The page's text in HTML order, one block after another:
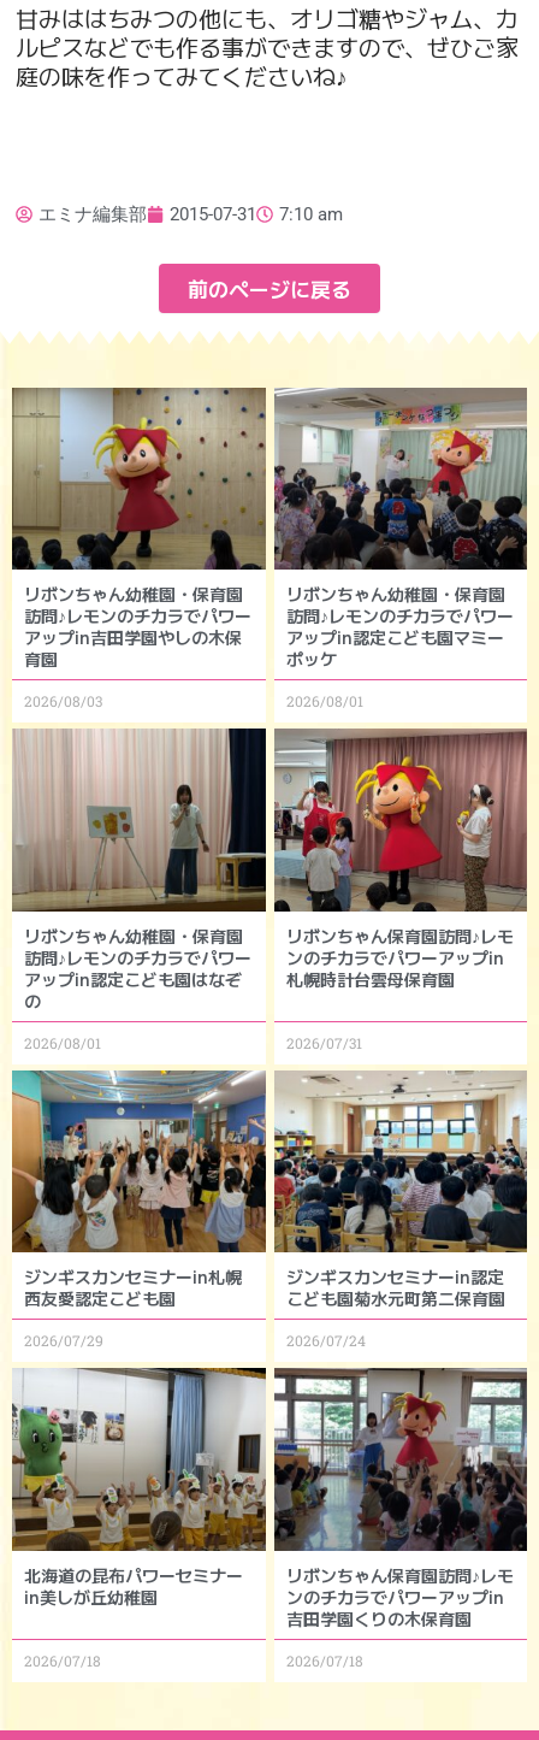
甘みははちみつの他にも、オリゴ糖やジャム、カ
ルピスなどでも作る事ができますので、ぜひご家
庭の味を作ってみてくださいね♪
エミナ編集部 2015-07-31 7:10 am
前のページに戻る
リボンちゃん幼稚園・保育園
訪問♪レモンのチカラでパワー
アップin吉田学園やしの木保
育園
2026/08/03
リボンちゃん幼稚園・保育園
訪問♪レモンのチカラでパワー
アップin認定こども園マミー
ポッケ
2026/08/01
リボンちゃん幼稚園・保育園
訪問♪レモンのチカラでパワー
アップin認定こども園はなぞ
の
2026/08/01
リボンちゃん保育園訪問♪レモ
ンのチカラでパワーアップin
札幌時計台雲母保育園
2026/07/31
ジンギスカンセミナーin札幌
西友愛認定こども園
2026/07/29
ジンギスカンセミナーin認定
こども園菊水元町第二保育園
2026/07/24
北海道の昆布パワーセミナー
in美しが丘幼稚園
2026/07/18
リボンちゃん保育園訪問♪レモ
ンのチカラでパワーアップin
吉田学園くりの木保育園
2026/07/18